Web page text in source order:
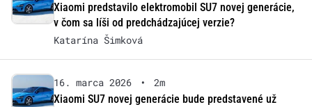
Xiaomi predstavilo elektromobil SU7 novej generácie,
v čom sa líši od predchádzajúcej verzie?
Katarína Šimková
16. marca 2026 •
2m
Xiaomi SU7 novej generácie bude predstavené už